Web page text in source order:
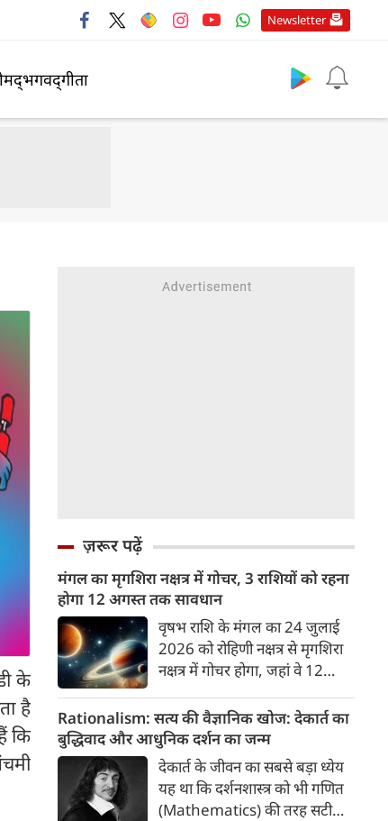
Newsletter
के
है
कि
ज़रूर पढ़ें
मंगल का मृगशिरा नक्षत्र में गोचर, 3 राशियों को रहना
होगा 12 अगस्त तक सावधान
वृषभ राशि के मंगल का 24 जुलाई
2026 को रोहिणी नक्षत्र से मृगशिरा
नक्षत्र में गोचर होगा, जहां वे 12
परिवर्तन के चलते 3 राशि के लोगों
को 12 अगस्त तक रहना होगा
सावधान। चलिए जानते हैं कि किन
राशि 3 राशियों को रहना होगा
सावधान।
Rationalism: सत्य की वैज्ञानिक खोज: देकार्त का
बुद्धिवाद और आधुनिक दर्शन का जन्म
देकार्त के जीवन का सबसे बड़ा ध्येय
यह था कि दर्शनशास्त्र को भी गणित
(Mathematics) की तरह सटीक,